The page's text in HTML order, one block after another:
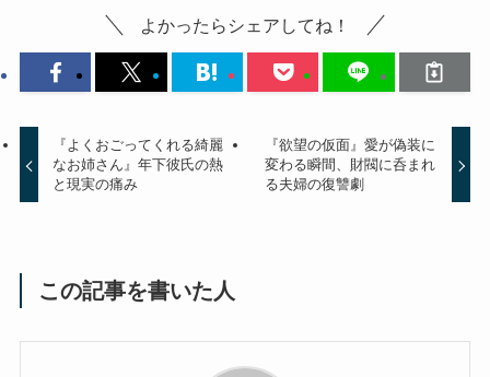
よかったらシェアしてね！
『よくおごってくれる綺麗
なお姉さん』年下彼氏の熱
と現実の痛み
『欲望の仮面』愛が偽装に
変わる瞬間、財閥に呑まれ
る夫婦の復讐劇
この記事を書いた人